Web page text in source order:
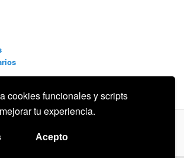
cookies funcionales y scripts
tu experiencia.
Acepto
Funciona gracias a WordPress